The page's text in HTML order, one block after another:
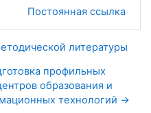
Постоянная ссылка
литературы
профильных
образования и
технологий →